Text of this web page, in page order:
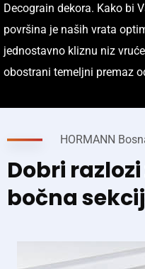
Decograin dekora. Kako bi
površina je naših vrata
jednostavno kliznu niz
obostrani temeljni premaz
HORMANN
Dobri
bočna